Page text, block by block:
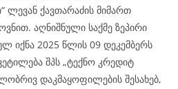
ლევან ქავთარაძის მიმართ
აღნიშნული საქმე ზეპირი
იქნა 2025 წლის 09 დეკემბერს
შპს „ტექნო კრედიტ
დაკმაყოფილების შესახებ,